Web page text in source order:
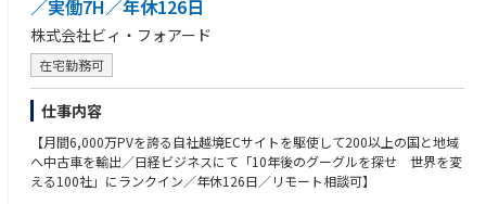
■サイバーセキュリティチーム：
本社および国内外のグループ会社を対象に、ツール・体制・ガバナンスの
観点から国内外グループ会社を横断したサイバーセキュリティを担う組織
です。
社内関係部門やグループ会社と連携しながら、国内外サイバーセキュリテ
ィ方針・戦略の企画・立案・実行、施策やツールの選定・導入・運用、グ
ループ標準セキュリティ標準やルールの整備・展開・教育訓練の実施を具
体的なミッションとしています。
定・モデル開発・現場実装・運用改善までを一気通貫で内製推進できる環
境です。
社内の鉄道運行・保守業務の改善にとどまらず、監視カメラAIや外観検査A
Iなどを社外向けAIプロダクトとして開発・展開する取り組みにも携わるこ
とができます。
具体的なプロジェクトの流れ
・グループ内外からの相談を受け、ヒアリングや課題設定を実施
・データを活用し、PDCAを回しながらの仮説実証
【求める人物像】
・「なぜ？」を考え抜き、本質的な課題を発見できる：
表層的な要望を鵜呑みにせず、ユーザーへの共感やデータ分析を通じて
「本当に解くべき課題は何か？」を自ら探求できる方
・事業や顧客への提供価値を、常に追い求められる：
技術的な面白さだけでなく、「この取り組みがどう事業に貢献し、お客様
を幸せにするのか」という視点を持ち、成果を最大化するためのアクショ
ンを考え抜ける方
・チームの成功を信じ、職種の壁を越えて貢献できる：
／実働7H／年休126日
株式会社ビィ・フォアード
在宅勤務可
仕事内容
【月間6,000万PVを誇る自社越境ECサイトを駆使して200以上の国と地域
へ中古車を輸出／日経ビジネスにて「10年後のグーグルを探せ 世界を変
える100社」にランクイン／年休126日／リモート相談可】